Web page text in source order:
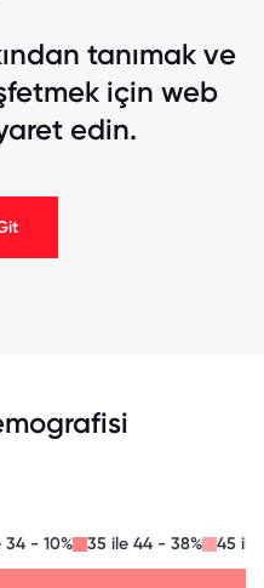
tanımak ve
için web
edin.
34 - 10% 35 ile 44 - 38% 45 ile